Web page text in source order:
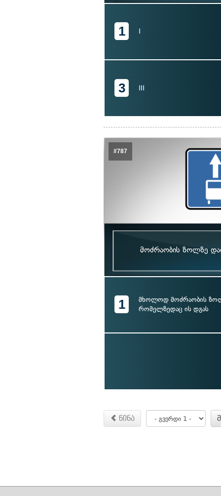
1 I
3 III
#787
მოძრაობის ზოლზე
1
მხოლოდ მოძრაობის
რომელზედაც ის დგას
წინა